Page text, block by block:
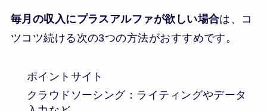
毎月の収入にプラスアルファが欲しい場合は、コ
ツコツ続ける次の3つの方法がおすすめです。
ポイントサイト
クラウドソーシング：ライティングやデータ